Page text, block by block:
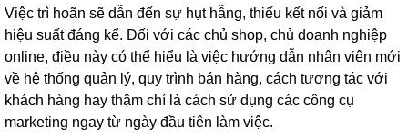
Việc trì hoãn sẽ dẫn đến sự hụt hẫng, thiếu kết nối và giảm
hiệu suất đáng kể. Đối với các chủ shop, chủ doanh nghiệp
online, điều này có thể hiểu là việc hướng dẫn nhân viên mới
về hệ thống quản lý, quy trình bán hàng, cách tương tác với
khách hàng hay thậm chí là cách sử dụng các công cụ
marketing ngay từ ngày đầu tiên làm việc.